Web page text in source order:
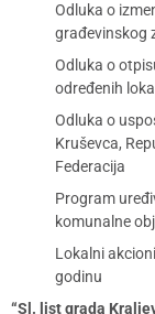
Odluka o
građevinskog
Odluka o
određenih
Odluka o
Kruševca,
Federacija
Program
komunalne
Lokalni
godinu
“Sl. list grada